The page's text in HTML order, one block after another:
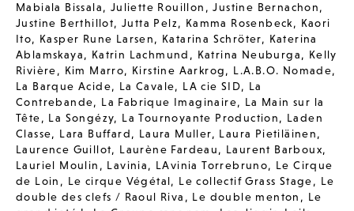
Mabiala Bissala, Juliette Rouillon ,Justine Bernachon,
Justine Berthillot,Jutta Pelz, Kamma Rosenbeck, Kaori
Ito, Kasper Rune Larsen, Katarina Schröter, Katerina
Ablamskaya, Katrin Lachmund , Katrina Neuburga, Kelly
Rivière, Kim Marro, Kirstine Aarkrog, L.A.B.O. Nomade,
La Barque Acide, La Cavale, LA cie SID, La
Contrebande, La Fabrique Imaginaire, La Main sur la
Tête, La Songézy, La Tournoyante Production, Laden
Classe, Lara Buffard, Laura Muller, Laura Pietiläinen,
Laurence Guillot, Laurène Fardeau, Laurent Barboux,
Lauriel Moulin , Lavinia, LAvinia Torrebruno, Le Cirque
de Loin , Le cirque Végétal, Le collectif Grass Stage, Le
double des clefs / Raoul Riva , Le double menton , Le